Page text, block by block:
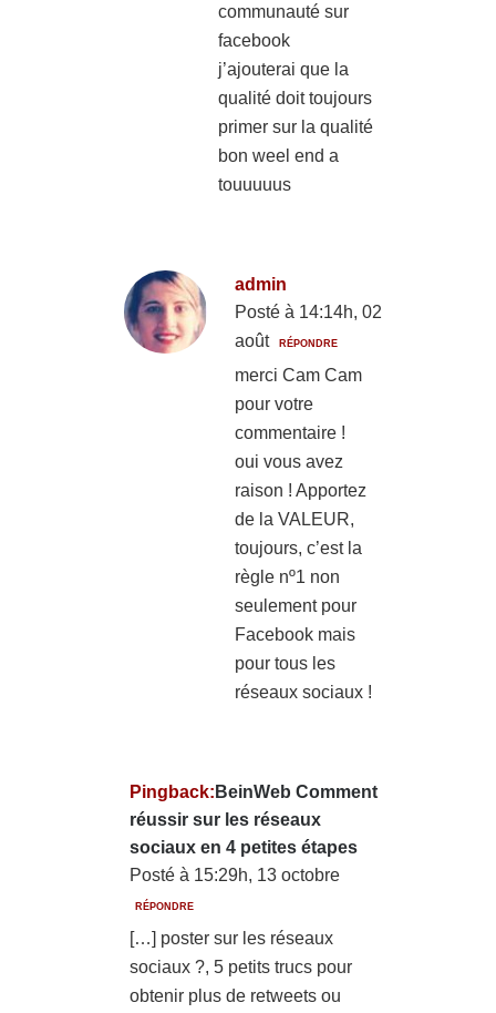
communauté sur
facebook
j’ajouterai que la
qualité doit toujours
primer sur la qualité
bon weel end a
touuuuus
admin
Posté à 14:14h, 02
août
RÉPONDRE
merci Cam Cam
pour votre
commentaire !
oui vous avez
raison ! Apportez
de la VALEUR,
toujours, c’est la
règle nº1 non
seulement pour
Facebook mais
pour tous les
réseaux sociaux !
Pingback: BeinWeb Comment
réussir sur les réseaux
sociaux en 4 petites étapes
Posté à 15:29h, 13 octobre
RÉPONDRE
[…] poster sur les réseaux
sociaux ?, 5 petits trucs pour
obtenir plus de retweets ou